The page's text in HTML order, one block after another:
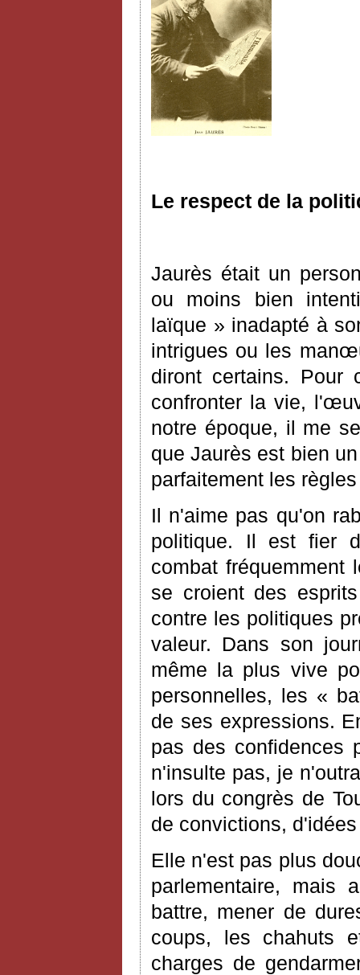
Le respect de la
Jaurès était un
ou moins bien
laïque » inadapté à
intrigues ou les
diront certains. Pour
confronter la vie,
notre époque, il me
que Jaurès est bien
parfaitement les
Il n'aime pas qu'on
politique. Il est fier
combat
se croient des
contre les politiques
valeur. Dans son
même la plus vive
personnelles, les «
de ses expressions.
pas des confidences
n'insulte pas, je
lors du congrès de
de convictions,
Elle n'est pas plus
parlementaire, mais
battre, mener de
coups, les chahuts
charges de